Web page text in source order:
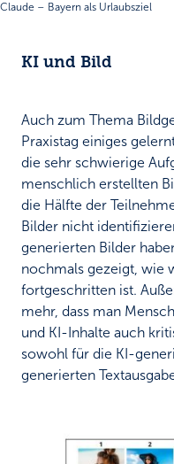
Claude – Bayern als Urlaubsziel
KI und Bild
Auch zum Thema
Praxistag einiges
die sehr schwierige
menschlich erstellten
die Hälfte der
Bilder nicht
generierten Bilder
nochmals gezeigt, wie
fortgeschritten ist.
mehr, dass man
und KI-Inhalte auch
sowohl für die KI-
generierten